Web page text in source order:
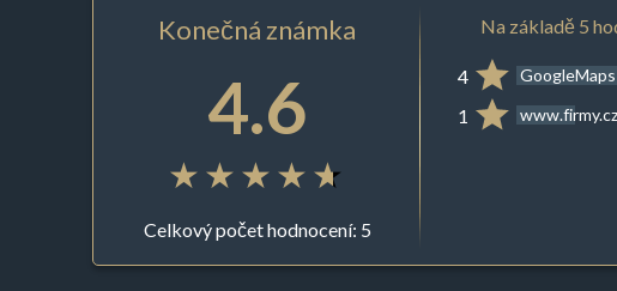
Konečná známka
4.6
Celkový počet hodnocení: 5
Na základě 5
4 GoogleMaps
1 www.firmy.cz